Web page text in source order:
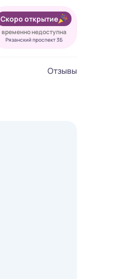
Скоро открытие
временно недоступна
Рязанский проспект 3Б
Отзывы